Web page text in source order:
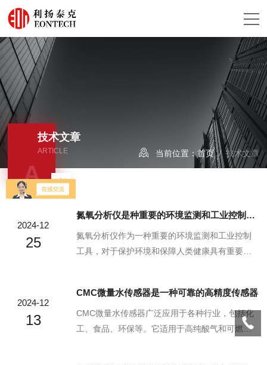
技术文章
ARTICLE
A
当前位置：首页/ 技术文章
2024-12
25
氮氧分析仪是种重要的环境监测和工业控制工具
氮氧分析仪作为一种重要的环境监测和工业控制
工具，对于保护环境和保障人类健康具有重要意
要包括了解仪器原理、保持工作环境清洁、定期
校准和检查传感器。1.了解仪器原理-工作原理：
在进行任何维修或保养前，必须充分理解氮氧分
2024-12
13
CMC微量水传感器是一种可靠的高精度传感器
CMC微量水传感器广泛应用于各种行业，包括化
工、食品、环保等。它适用于高纯酸气和可燃气